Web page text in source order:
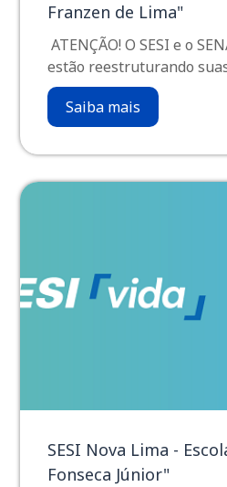
Franzen de Lima"
ATENÇÃO! O SESI e o
estão reestruturando
Saiba mais
SESI Nova Lima -
Fonseca Júnior"